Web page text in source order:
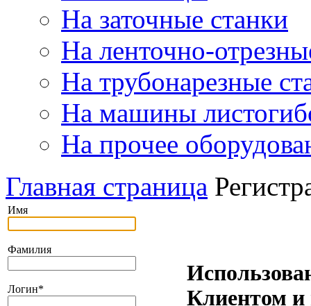
На заточные станки
На ленточно-
На трубонарезные
На машины
На прочее
Главная страница
Имя
Фамилия
Логин*
Клиентом и